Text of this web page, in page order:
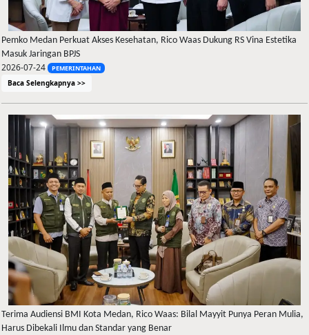
Pemko Medan Perkuat Akses Kesehatan, Rico Waas Dukung RS Vina Estetika
Masuk Jaringan BPJS
2026-07-24 PEMERINTAHAN
Baca Selengkapnya >>
Terima Audiensi BMI Kota Medan, Rico Waas: Bilal Mayyit Punya Peran Mulia,
Harus Dibekali Ilmu dan Standar yang Benar